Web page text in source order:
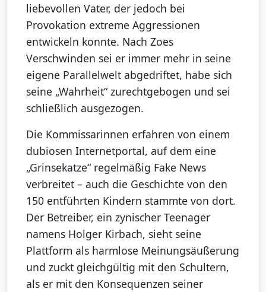
liebevollen Vater, der jedoch bei
Provokation extreme Aggressionen
entwickeln konnte. Nach Zoes
Verschwinden sei er immer mehr in seine
eigene Parallelwelt abgedriftet, habe sich
seine „Wahrheit“ zurechtgebogen und sei
schließlich ausgezogen.
Die Kommissarinnen erfahren von einem
dubiosen Internetportal, auf dem eine
„Grinsekatze“ regelmäßig Fake News
verbreitet – auch die Geschichte von den
150 entführten Kindern stammte von dort.
Der Betreiber, ein zynischer Teenager
namens Holger Kirbach, sieht seine
Plattform als harmlose Meinungsäußerung
und zuckt gleichgültig mit den Schultern,
als er mit den Konsequenzen seiner